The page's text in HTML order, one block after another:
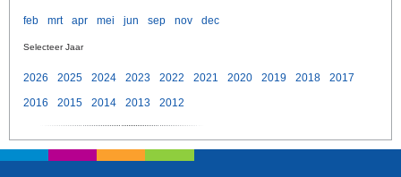
feb mrt apr mei jun sep nov dec
Selecteer Jaar
2026 2025 2024 2023 2022 2021 2020 2019 2018
2017
2016
2015 2014 2013 2012